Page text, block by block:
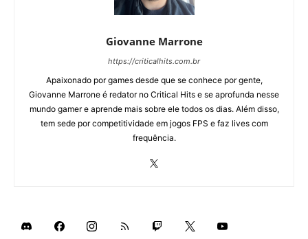
Giovanne Marrone
https://criticalhits.com.br
Apaixonado por games desde que se conhece por gente,
Giovanne Marrone é redator no Critical Hits e se aprofunda nesse
mundo gamer e aprende mais sobre ele todos os dias. Além disso,
tem sede por competitividade em jogos FPS e faz lives com
frequência.